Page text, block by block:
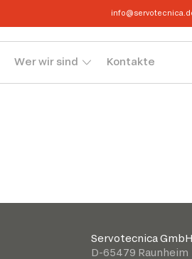
Wer wir sind Kontakte
Servotecnica GmbH
D-65479 Raunheim